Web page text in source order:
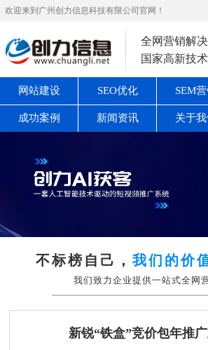
欢迎来到广州创力信息科技有限公司官网！
全网营销解
国家高新技
网站建设 SEO优化 SEM
成功案例 新闻资讯 关于
不标榜自己，我们的价
我们致力企业提供一站式全网
新锐“铁盒”竞价包年推